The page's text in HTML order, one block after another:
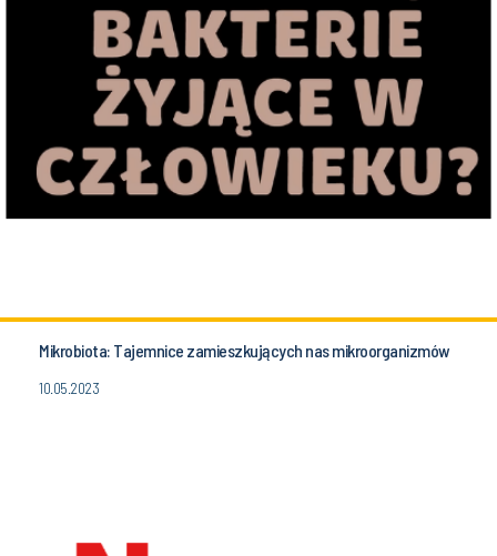
Mikrobiota: Tajemnice zamieszkujących nas mikroorganizmów
10.05.2023